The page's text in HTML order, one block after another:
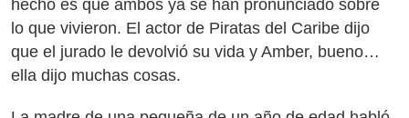
hecho es que ambos ya se han pronunciado sobre
lo que vivieron. El actor de Piratas del Caribe dijo
que el jurado le devolvió su vida y Amber, bueno…
ella dijo muchas cosas.